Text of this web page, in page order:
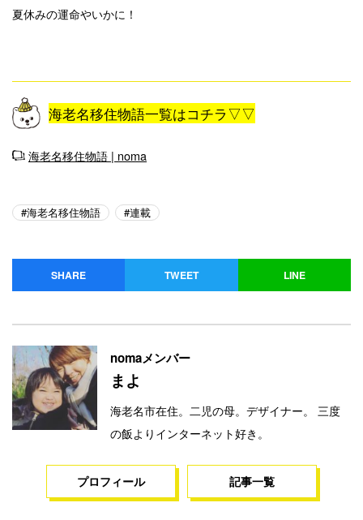
夏休みの運命やいかに！
海老名移住物語一覧はコチラ▽▽
海老名移住物語 | noma
海老名移住物語 連載
SHARE TWEET LINE
nomaメンバー
まよ
海老名市在住。二児の母。デザイナー。 三度
の飯よりインターネット好き。
プロフィール 記事一覧